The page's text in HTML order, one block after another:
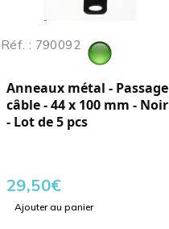
Réf. : 790092
Anneaux métal - Passage
câble - 44 x 100 mm - Noir
- Lot de 5 pcs
29,50€
Ajouter au panier